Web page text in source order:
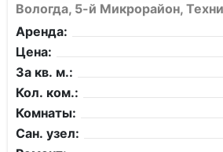
Вологда, 5-й Микрорайон,
Аренда:
Цена:
За кв. м.:
Кол. ком.:
Комнаты:
Сан. узел: